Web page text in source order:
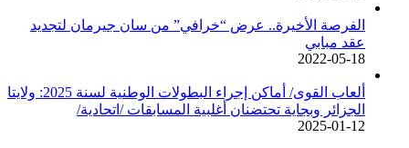
الفرصة الأخيرة.. عرض “خرافي” من سان جيرمان لتجديد
عقد مبابي
2022-05-18
ألعاب القوى/ أماكن إجراء البطولات الوطنية لسنة 2025: ولايتا
الجزائر وبجاية تحتضنان أغلبية المسابقات /اتحادية/
2025-01-12